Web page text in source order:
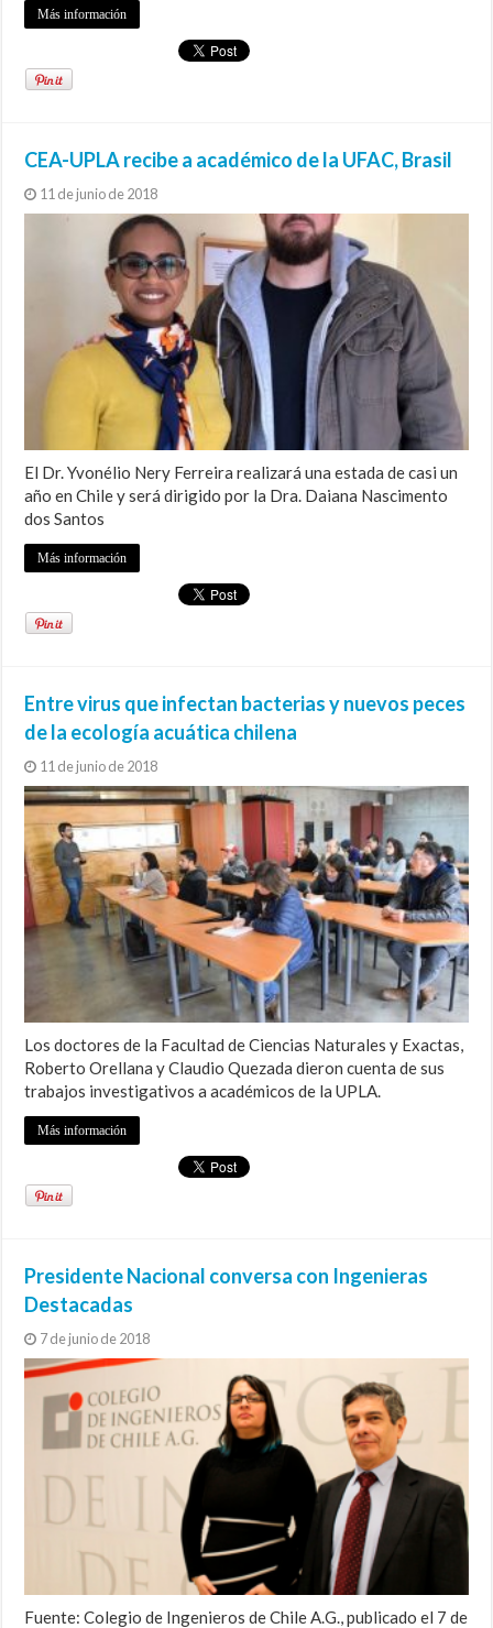
Más información
CEA-UPLA recibe a académico de la UFAC, Brasil
11 de junio de 2018
El Dr. Yvonélio Nery Ferreira realizará una estada de casi un
año en Chile y será dirigido por la Dra. Daiana Nascimento
dos Santos
Más información
Entre virus que infectan bacterias y nuevos peces
de la ecología acuática chilena
11 de junio de 2018
Los doctores de la Facultad de Ciencias Naturales y Exactas,
Roberto Orellana y Claudio Quezada dieron cuenta de sus
trabajos investigativos a académicos de la UPLA.
Más información
Presidente Nacional conversa con Ingenieras
Destacadas
7 de junio de 2018
Fuente: Colegio de Ingenieros de Chile A.G., publicado el 7 de